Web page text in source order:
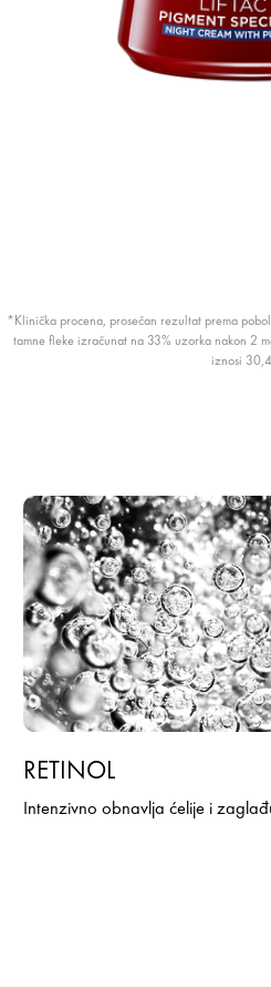
*Klinička procena, prosečan rezultat prema
tamne fleke izračunat na 33% uzorka nakon 2
iznosi
RETINOL
Intenzivno obnavlja ćelije i